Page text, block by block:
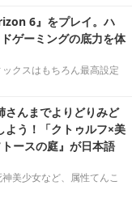
6』をプレイ。ハ
ゲーミングの底力を体
クスはもちろん最高設定
さんまでよりどりみど
よう！「クトゥルフ×美
ースの庭』が日本語
美少女など、属性てんこ